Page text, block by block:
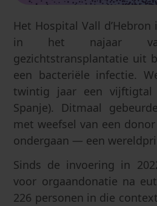
Het Hospital Vall
in het najaar
gezichtstransplantatie uit
een bacteriële infectie.
twintig jaar een vijftigtal
Spanje). Ditmaal
met weefsel van een
ondergaan — een
Sinds de invoering in
voor orgaandonatie na
226 personen in die